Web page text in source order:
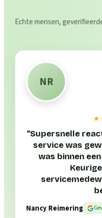
Echte mensen,
NR
“Supersnelle
service was
was binnen
Nancy Reimering